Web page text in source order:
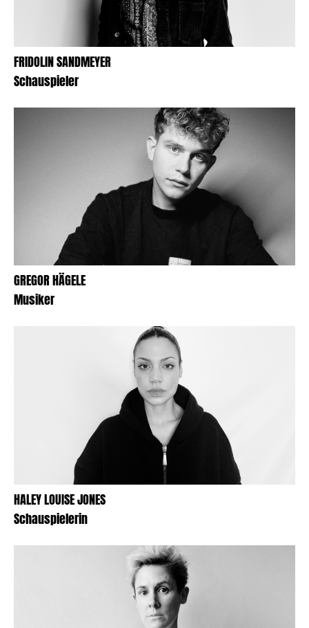
FRIDOLIN SANDMEYER
Schauspieler
GREGOR HÄGELE
Musiker
HALEY LOUISE JONES
Schauspielerin